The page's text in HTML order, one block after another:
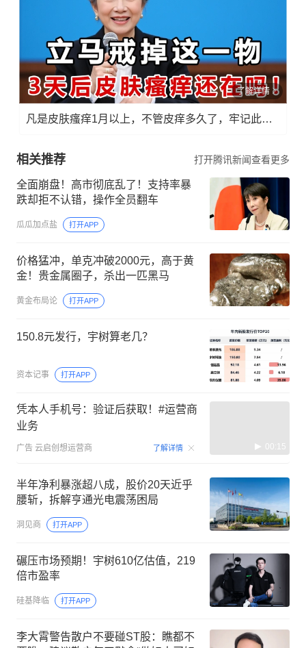
了解详情
凡是皮肤瘙痒1月以上，不管皮痒多久了，牢记此法，快！准！狠！
相关推荐 打开腾讯新闻查看更多
全面崩盘！高市彻底乱了！支持率暴
跌却拒不认错，操作全员翻车
瓜瓜加点盐 打开APP
价格猛冲，单克冲破2000元，高于黄
金！贵金属圈子，杀出一匹黑马
黄金布局论 打开APP
150.8元发行，宇树算老几？
资本记事 打开APP
凭本人手机号：验证后获取！#运营商
业务
广告 云启创想运营商 了解详情 00:15
半年净利暴涨超八成，股价20天近乎
腰斩，拆解亨通光电震荡困局
洞见商 打开APP
碾压市场预期！宇树610亿估值，219
倍市盈率
硅基降临 打开APP
李大霄警告散户不要碰ST股：瞧都不